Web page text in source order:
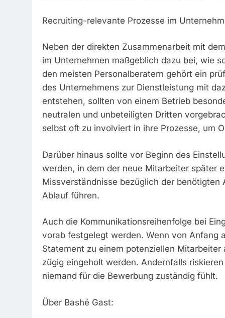
Recruiting-relevante Prozesse im
Neben der direkten Zusammenarbeit mit
im Unternehmen maßgeblich dazu bei, wie
den meisten Personalberatern gehört ein
des Unternehmens zur Dienstleistung mit
entstehen, sollten von einem Betrieb
neutralen und unbeteiligten Dritten
selbst oft zu involviert in ihre Prozesse, um
Darüber hinaus sollte vor Beginn des
werden, in dem der neue Mitarbeiter später
Missverständnisse bezüglich der
Ablauf führen.
Auch die Kommunikationsreihenfolge bei
vorab festgelegt werden. Wenn von Anfang
Statement zu einem potenziellen
zügig eingeholt werden. Andernfalls
niemand für die Bewerbung zuständig fühlt.
Über Bashé Gast: